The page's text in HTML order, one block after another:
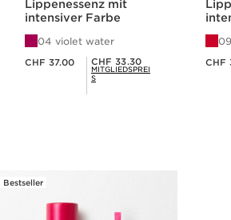
Lippenessenz mit
intensiver Farbe
04 violet water
CHF 37.00 Mitgliederpreis CHF 33.30
CHF 33.30
MITGLIEDSPREI
S
CHF
Bestseller